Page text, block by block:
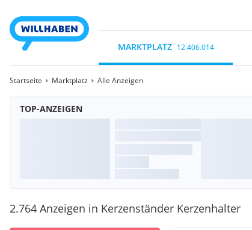
MARKTPLATZ 12.406.014
Startseite Marktplatz Alle Anzeigen
TOP-ANZEIGEN
2.764 Anzeigen in Kerzenständer Kerzenhalter